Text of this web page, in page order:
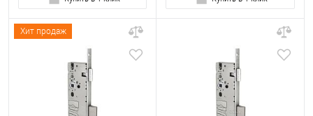
Хит продаж